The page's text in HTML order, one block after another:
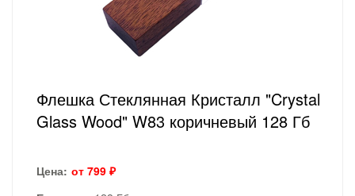
Флешка Стеклянная Кристалл "Crystal
Glass Wood" W83 коричневый 128 Гб
Цена: от 799 ₽